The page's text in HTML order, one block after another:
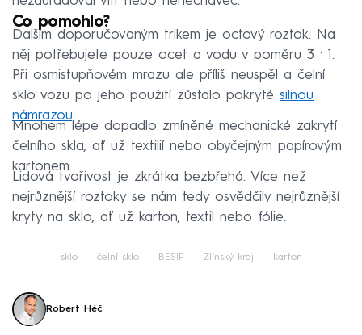
Co pomohlo?
Dalším doporučovaným trikem je octový roztok. Na
něj potřebujete pouze ocet a vodu v poměru 3 : 1.
Při osmistupňovém mrazu ale příliš neuspěl a čelní
sklo vozu po jeho použití zůstalo pokryté silnou
námrazou.
Mnohem lépe dopadlo zmíněné mechanické zakrytí
čelního skla, ať už textilií nebo obyčejným papírovým
kartonem.
Lidová tvořivost je zkrátka bezbřehá. Více než
nejrůznější roztoky se nám tedy osvědčily nejrůznější
kryty na sklo, ať už karton, textil nebo fólie.
sklo čelní sklo BESIP Zlínský kraj karton
Robert Héč